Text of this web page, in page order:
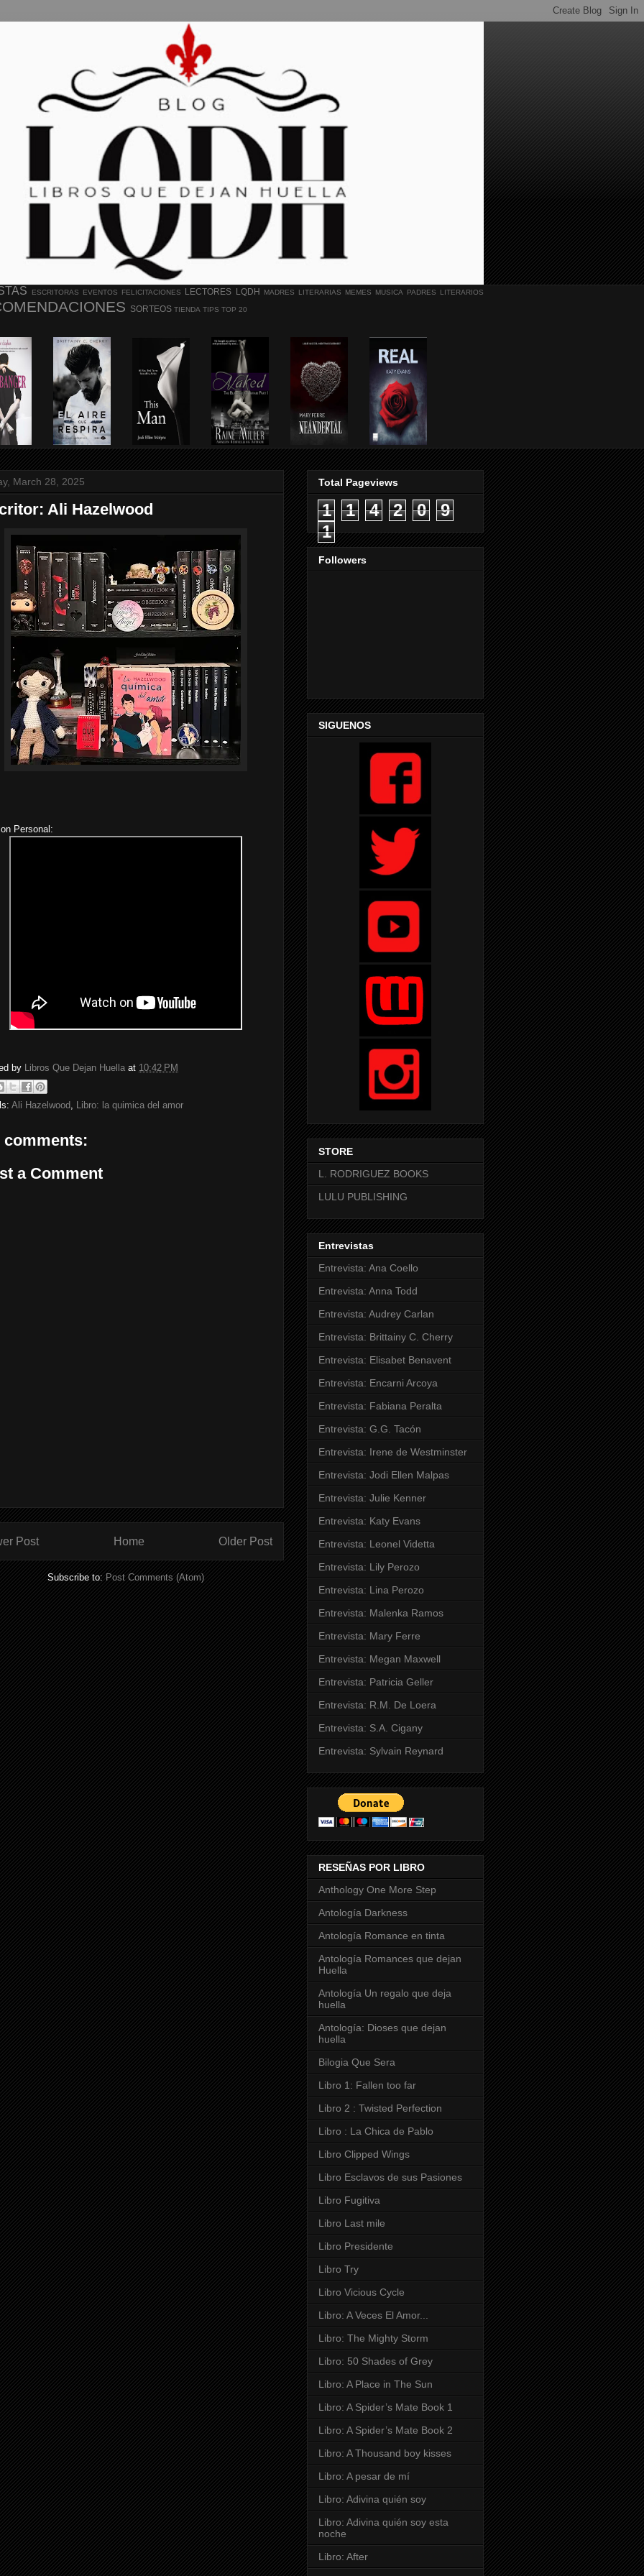
ESCRITORAS EVENTOS FELICITACIONES LECTORES LQDH MADRES LITERARIAS MEMES MUSICA PADRES LITERARIOS
SORTEOS TIENDA TIPS TOP 20
March 28, 2025
Ali Hazelwood
Personal:
by Libros Que Dejan Huella at 10:42 PM
Ali Hazelwood, Libro: la quimica del amor
comments:
a Comment
Post Older Post
Home
Subscribe to: Post Comments (Atom)
Total Pageviews
1 1 4 2 0
9
1
Followers
SIGUENOS
STORE
L. RODRIGUEZ BOOKS
LULU PUBLISHING
Entrevistas
Entrevista: Ana Coello
Entrevista: Anna Todd
Entrevista: Audrey Carlan
Entrevista: Brittainy C. Cherry
Entrevista: Elisabet Benavent
Entrevista: Encarni Arcoya
Entrevista: Fabiana Peralta
Entrevista: G.G. Tacón
Entrevista: Irene de Westminster
Entrevista: Jodi Ellen Malpas
Entrevista: Julie Kenner
Entrevista: Katy Evans
Entrevista: Leonel Videtta
Entrevista: Lily Perozo
Entrevista: Lina Perozo
Entrevista: Malenka Ramos
Entrevista: Mary Ferre
Entrevista: Megan Maxwell
Entrevista: Patricia Geller
Entrevista: R.M. De Loera
Entrevista: S.A. Cigany
Entrevista: Sylvain Reynard
RESEÑAS POR LIBRO
Anthology One More Step
Antología Darkness
Antología Romance en tinta
Antología Romances que dejan
Huella
Antología Un regalo que deja
huella
Antología: Dioses que dejan
huella
Bilogia Que Sera
Libro 1: Fallen too far
Libro 2 : Twisted Perfection
Libro : La Chica de Pablo
Libro Clipped Wings
Libro Esclavos de sus Pasiones
Libro Fugitiva
Libro Last mile
Libro Presidente
Libro Try
Libro Vicious Cycle
Libro: A Veces El Amor...
Libro: The Mighty Storm
Libro: 50 Shades of Grey
Libro: A Place in The Sun
Libro: A Spider’s Mate Book 1
Libro: A Spider’s Mate Book 2
Libro: A Thousand boy kisses
Libro: A pesar de mí
Libro: Adivina quién soy
Libro: Adivina quién soy esta
noche
Libro: After